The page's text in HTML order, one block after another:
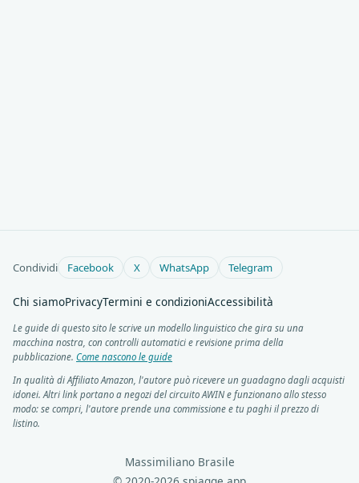
Condividi Facebook X WhatsApp Telegram
Chi siamoPrivacyTermini e condizioniAccessibilità
Le guide di questo sito le scrive un modello linguistico che gira su una
macchina nostra, con controlli automatici e revisione prima della
pubblicazione. Come nascono le guide
In qualità di Affiliato Amazon, l'autore può ricevere un guadagno dagli acquisti
idonei. Altri link portano a negozi del circuito AWIN e funzionano allo stesso
modo: se compri, l'autore prende una commissione e tu paghi il prezzo di
listino.
Massimiliano Brasile